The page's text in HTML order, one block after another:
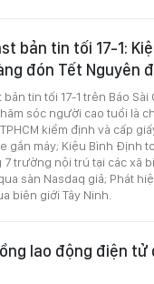
bản tin tối 17-1:
đón Tết Nguyên
bản tin tối 17-1 trên Báo
sóc người cao tuổi là
kiểm định và cấp
gắn máy; Kiệu Bình Định
7 trường nội trú tại các xã
sàn Nasdaq giả; Phát
biên giới Tây Ninh.
lao động điện